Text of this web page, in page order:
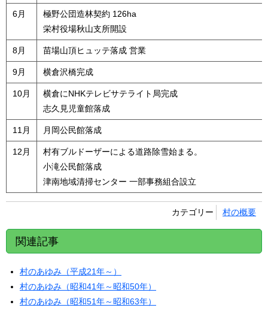
6月
極野公団造林契約 126ha
栄村役場秋山支所開設
8月 苗場山頂ヒュッテ落成 営業
9月 横倉沢橋完成
10月
横倉にNHKテレビサテライト局完成
志久見児童館落成
11月 月岡公民館落成
12月
村有ブルドーザーによる道路除雪始まる。
小滝公民館落成
津南地域清掃センター 一部事務組合設立
カテゴリー 村の概要
関連記事
村のあゆみ（平成21年～）
村のあゆみ（昭和41年～昭和50年）
村のあゆみ（昭和51年～昭和63年）